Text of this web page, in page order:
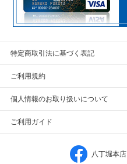
特定商取引法に基づく表記
ご利用規約
個人情報のお取り扱いについて
ご利用ガイド
八丁堀本店